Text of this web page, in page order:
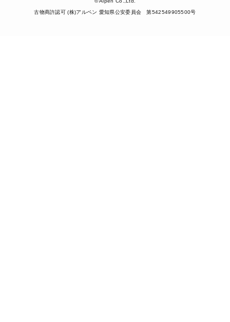
古物商許認可 (株)アルペン 愛知県公安委員会 第542549905500号